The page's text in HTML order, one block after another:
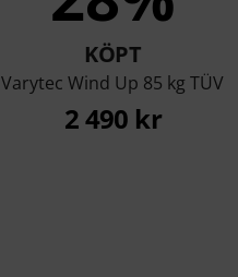
KÖPT
Varytec Wind Up 85 kg TÜV
2 490 kr